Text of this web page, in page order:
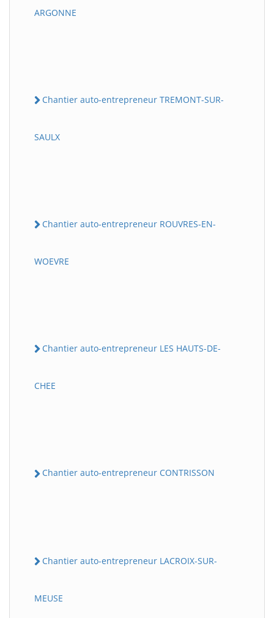
ARGONNE
Chantier auto-entrepreneur TREMONT-SUR-
SAULX
Chantier auto-entrepreneur ROUVRES-EN-
WOEVRE
Chantier auto-entrepreneur LES HAUTS-DE-
CHEE
Chantier auto-entrepreneur CONTRISSON
Chantier auto-entrepreneur LACROIX-SUR-
MEUSE